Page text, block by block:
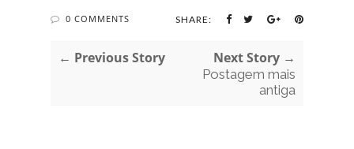
0 COMMENTS SHARE:
← Previous Story Next Story →
Postagem mais
antiga